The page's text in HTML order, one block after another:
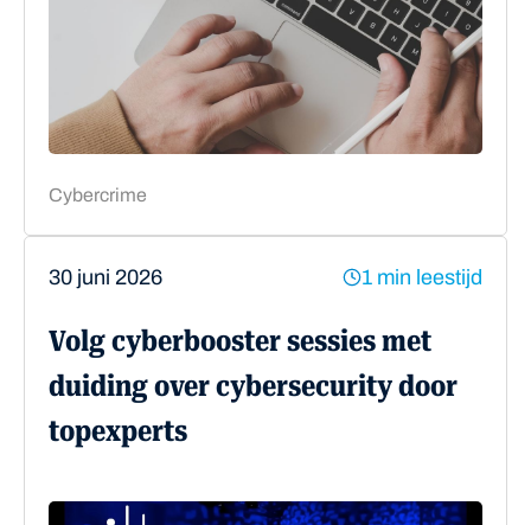
Cybercrime
30 juni 2026 1 min leestijd
Volg cyberbooster sessies met
duiding over cybersecurity door
topexperts